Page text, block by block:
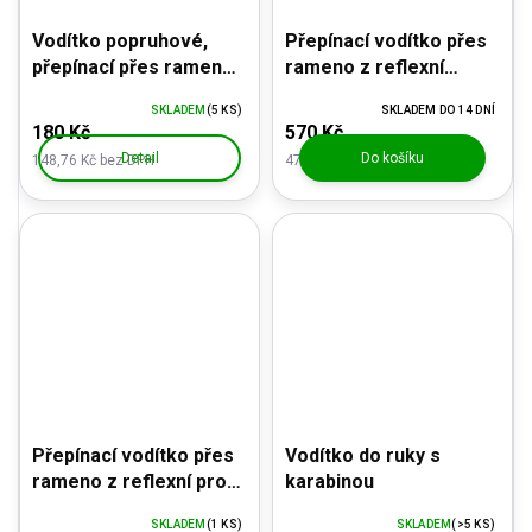
Vodítko popruhové,
přepínací přes rameno
148,76 Kč bez DPH
180 Kč
SKLADEM (5 KS)
Detail
Přepínací vodítko přes
rameno z reflexní
karabinou, oranžové
471,07 Kč bez DPH
570 Kč
SKLADEM DO 14 DNÍ
Do košíku
Přepínací vodítko přes
rameno z reflexní profi
SKLADEM (1 KS)
Vodítko do ruky s
karabinou
SKLADEM(>5 KS)